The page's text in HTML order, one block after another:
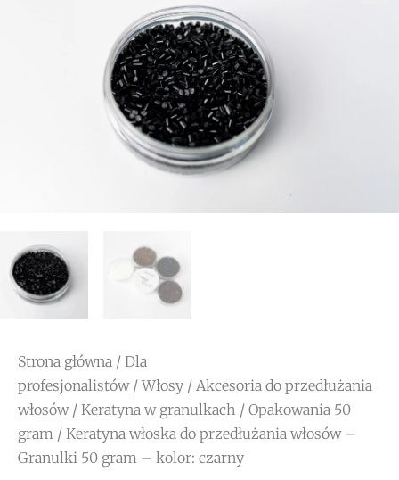
Strona główna / Dla
profesjonalistów/Włosy / Akcesoria do przedłużania
włosów/ Keratyna w granulkach / Opakowania 50
gram / Keratyna włoska do przedłużania włosów –
Granulki 50 gram – kolor: czarny